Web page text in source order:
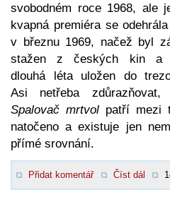
svobodném roce 1968, ale
kvapná premiéra se
v březnu 1969, načež byl
stažen z českých kin a
dlouhá léta uložen do
Asi netřeba zdůrazňovat,
Spalovač mrtvolpatří mezi
natočeno a existuje jen
přímé srovnání.
Přidat komentář Číst dál